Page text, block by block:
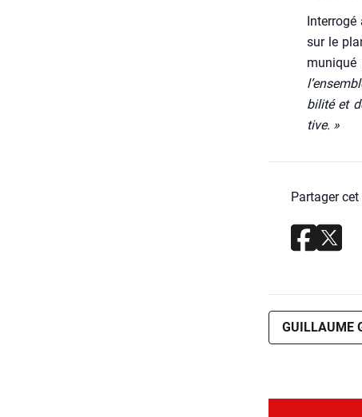
Inter­ro­gé
sur le
mu­ni­qué
bi­li­té et
tive. »
Partager
GUILLAUME